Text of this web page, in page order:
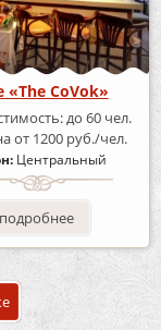
«The CoVok»
до 60 чел.
от 1200 руб./чел.
Центральный
подробнее